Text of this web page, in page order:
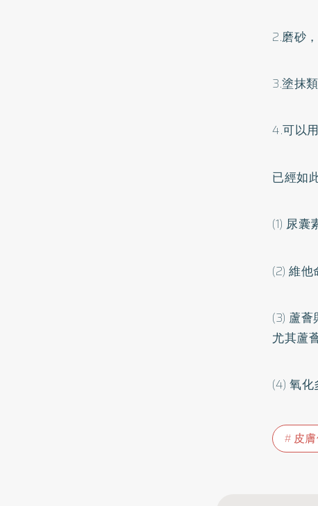
2.磨砂
3.塗抹
4.可以
已經如
(1) 尿囊
(2) 維
(3) 蘆
尤其蘆
(4) 氧化
皮